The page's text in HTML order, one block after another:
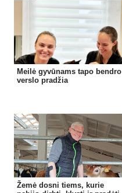
Meilė gyvūnams tapo bendro
verslo pradžia
Žemė dosni tiems, kurie